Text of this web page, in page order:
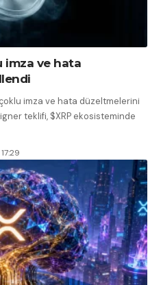
imza ve hata
imza ve hata düzeltmelerini
teklifi, $XRP ekosisteminde